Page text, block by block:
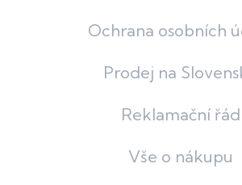
Ochrana osobních
Prodej na
Reklamační řád
Vše o nákupu